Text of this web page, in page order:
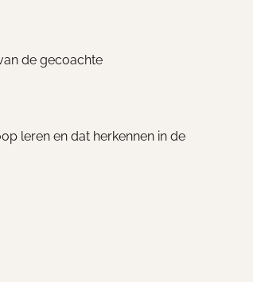
de gecoachte
leren en dat herkennen in de